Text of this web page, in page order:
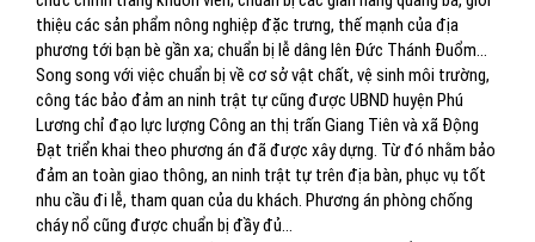
thiệu các sản phẩm nông nghiệp đặc trưng, thế mạnh của địa
phương tới bạn bè gần xa; chuẩn bị lễ dâng lên Đức Thánh Đuổm…
Song song với việc chuẩn bị về cơ sở vật chất, vệ sinh môi trường,
công tác bảo đảm an ninh trật tự cũng được UBND huyện Phú
Lương chỉ đạo lực lượng Công an thị trấn Giang Tiên và xã Động
Đạt triển khai theo phương án đã được xây dựng. Từ đó nhằm bảo
đảm an toàn giao thông, an ninh trật tự trên địa bàn, phục vụ tốt
nhu cầu đi lễ, tham quan của du khách. Phương án phòng chống
cháy nổ cũng được chuẩn bị đầy đủ…